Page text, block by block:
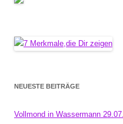
NEUESTE BEITRÄGE
Vollmond in Wassermann